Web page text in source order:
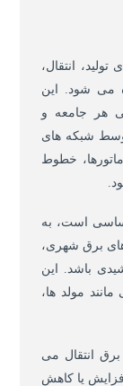
انتقال،
می شود. این
هر جامعه و
شبکه های
خطوط
است، به
های برق شهری،
باشد. این
مولد ها،
انتقال می
یا کاهش